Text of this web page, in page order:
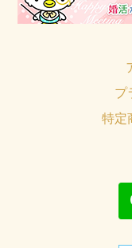
プ
特定